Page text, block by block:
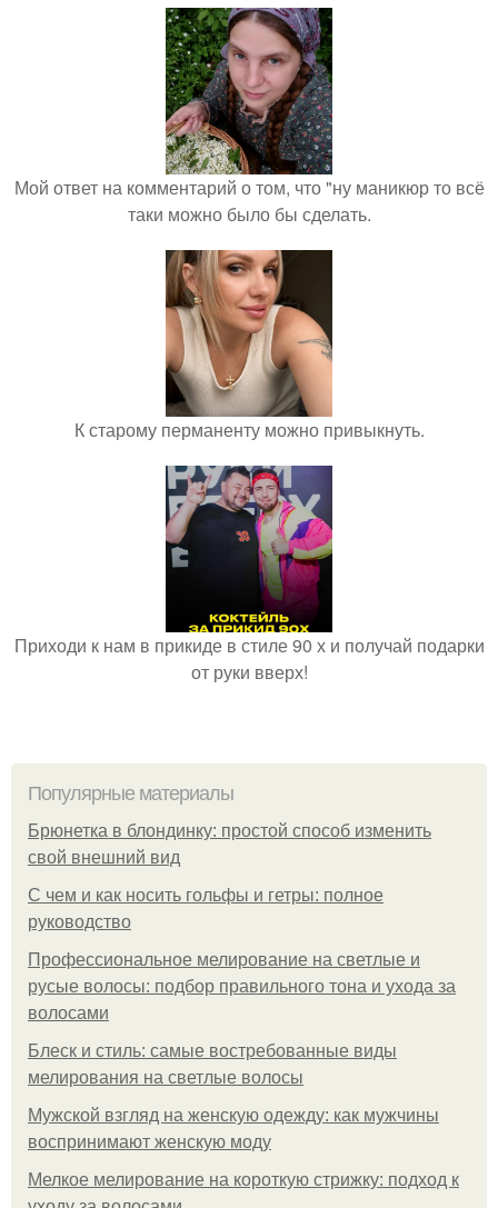
Мой ответ на комментарий о том, что "ну маникюр то всё
таки можно было бы сделать.
К старому перманенту можно привыкнуть.
Приходи к нам в прикиде в стиле 90 х и получай подарки
от руки вверх!
Популярные материалы
Брюнетка в блондинку: простой способ изменить
свой внешний вид
С чем и как носить гольфы и гетры: полное
руководство
Профессиональное мелирование на светлые и
русые волосы: подбор правильного тона и ухода за
волосами
Блеск и стиль: самые востребованные виды
мелирования на светлые волосы
Мужской взгляд на женскую одежду: как мужчины
воспринимают женскую моду
Мелкое мелирование на короткую стрижку: подход к